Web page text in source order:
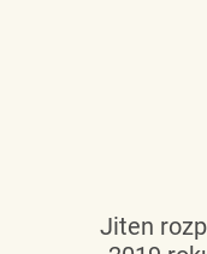
Jiten